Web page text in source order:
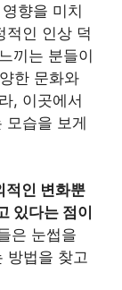
향을 미치
적인 인상 덕
끼는 분들이
한 문화와
, 이곳에서
모습을 보게
적인 변화뿐
있다는 점이
은 눈썹을
방법을 찾고